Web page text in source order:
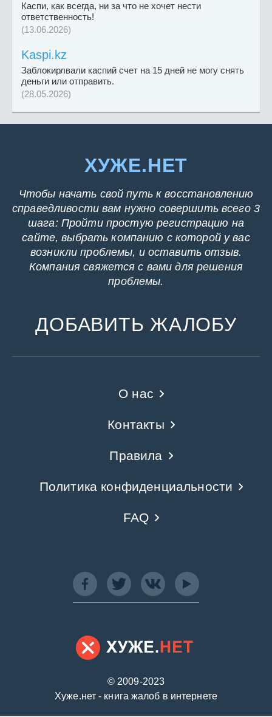
Каспи, как всегда, ни за что не хочет нести
ответственность!
(13.06.2026)
Kaspi.kz
Заблокирлвали каспий счет на 15 дней не могу снять
деньги или отправить.
(28.05.2026)
ХУЖЕ.НЕТ
Чтобы начать свой путь к восстановлению
справедливости вам нужно совершить всего 3
шага: Пройти простую регистрацию на
сайте, выбрать компанию с которой у вас
возникли проблемы, и оставить отзыв.
Компания свяжется с вами для решения
проблемы.
ДОБАВИТЬ ЖАЛОБУ
© 2009-2023
Хуже.нет - книга жалоб в интернете
О нас
Контакты
Правила
Политика конфиденциальности
FAQ